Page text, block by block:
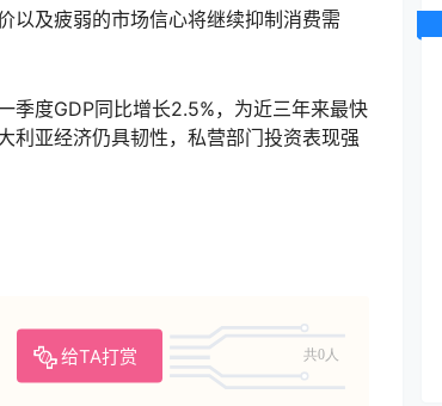
及疲弱的市场信心将继续抑制消费需
度GDP同比增长2.5%，为近三年来最快
利亚经济仍具韧性，私营部门投资表现强
给TA打赏 共0人